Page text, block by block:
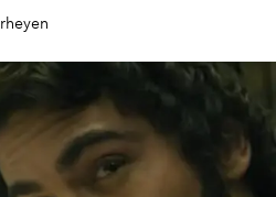
watchez !